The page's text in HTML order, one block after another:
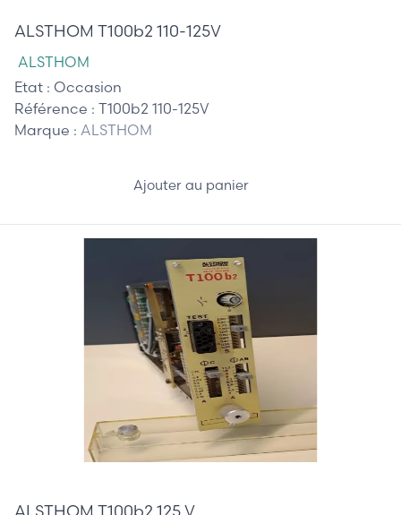
ALSTHOM T100b2 110-125V
ALSTHOM
Etat : Occasion
Référence : T100b2 110-125V
Marque : ALSTHOM
Ajouter au panier
ALSTHOM T100b2 125 V